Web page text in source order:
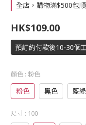
全店，購物滿$500包
HK$109.00
預訂約付款後10-30個
顏色 : 粉色
粉色 黑色 藍
尺寸 : 100